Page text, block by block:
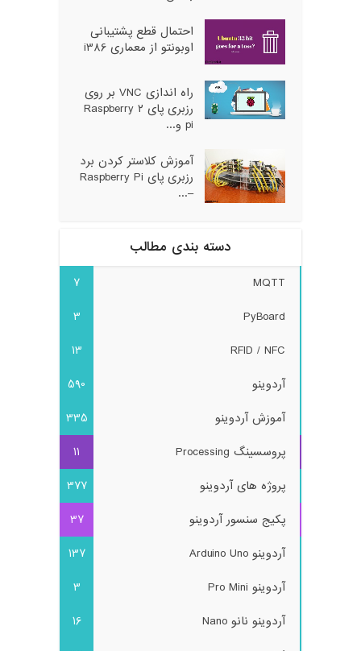
احتمال قطع پشتیبانی
اوبونتو از معماری i386
راه اندازی VNC بر روی
رزبری پای ۲ Raspberry
pi و...
آموزش کلاستر کردن برد
رزبری پای Raspberry Pi
–...
دسته بندی مطالب
MQTT
7
PyBoard
3
RFID / NFC
13
آردوینو
590
آموزش آردوینو
335
پروسسینگ Processing
11
پروژه های آردوینو
377
پکیج سنسور آردوینو
37
آردوینو Arduino Uno
137
آردوینو Pro Mini
3
آردوینو نانو Nano
16